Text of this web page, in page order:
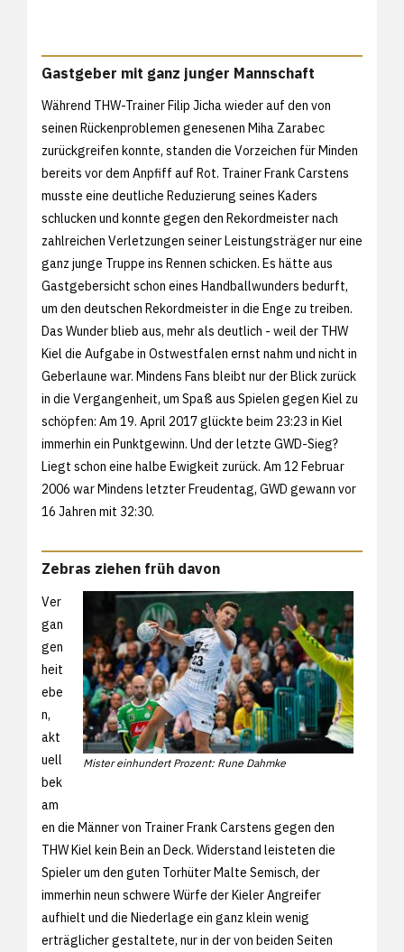
Gastgeber mit ganz junger Mannschaft
Während THW-Trainer Filip Jicha wieder auf den von
seinen Rückenproblemen genesenen Miha Zarabec
zurückgreifen konnte, standen die Vorzeichen für Minden
bereits vor dem Anpfiff auf Rot. Trainer Frank Carstens
musste eine deutliche Reduzierung seines Kaders
schlucken und konnte gegen den Rekordmeister nach
zahlreichen Verletzungen seiner Leistungsträger nur eine
ganz junge Truppe ins Rennen schicken. Es hätte aus
Gastgebersicht schon eines Handballwunders bedurft,
um den deutschen Rekordmeister in die Enge zu treiben.
Das Wunder blieb aus, mehr als deutlich - weil der THW
Kiel die Aufgabe in Ostwestfalen ernst nahm und nicht in
Geberlaune war. Mindens Fans bleibt nur der Blick zurück
in die Vergangenheit, um Spaß aus Spielen gegen Kiel zu
schöpfen: Am 19. April 2017 glückte beim 23:23 in Kiel
immerhin ein Punktgewinn. Und der letzte GWD-Sieg?
Liegt schon eine halbe Ewigkeit zurück. Am 12 Februar
2006 war Mindens letzter Freudentag, GWD gewann vor
16 Jahren mit 32:30.
Zebras ziehen früh davon
Mister einhundert Prozent: Rune Dahmke
Ver
gan
gen
heit
ebe
n,
akt
uell
bek
am
en die Männer von Trainer Frank Carstens gegen den
THW Kiel kein Bein an Deck. Widerstand leisteten die
Spieler um den guten Torhüter Malte Semisch, der
immerhin neun schwere Würfe der Kieler Angreifer
aufhielt und die Niederlage ein ganz klein wenig
erträglicher gestaltete, nur in der von beiden Seiten